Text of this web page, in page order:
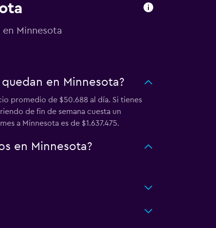
Minnesota
en Minnesota?
promedio de $50.688 al día. Si tienes
de fin de semana cuesta un
a Minnesota es de $1.637.475.
en Minnesota?